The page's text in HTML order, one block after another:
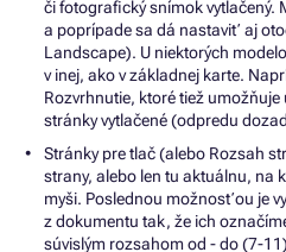
či fotografický snímok vytlačený.
a poprípade sa dá nastaviť aj
Landscape). U niektorých
v inej, ako v základnej karte.
Rozvrhnutie, ktoré tiež
stránky vytlačené (odpredu
Stránky pre tlač (alebo Rozsah
strany, alebo len tu aktuálnu, na
myši. Poslednou možnosťou je
z dokumentu tak, že ich
súvislým rozsahom od - do (7-